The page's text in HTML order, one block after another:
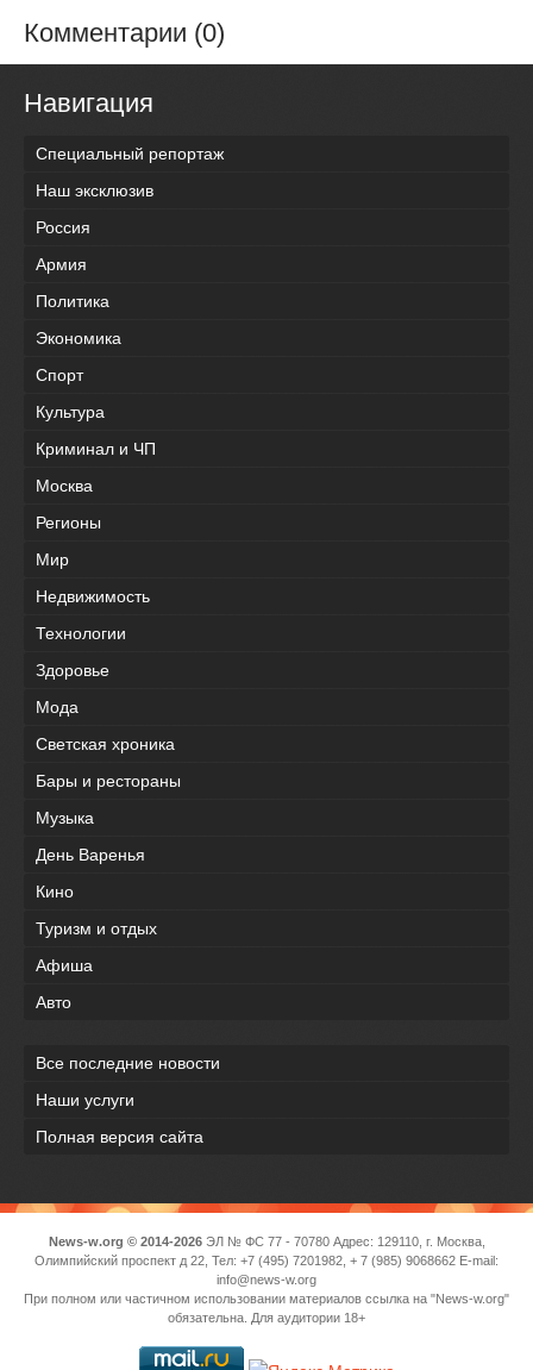
Комментарии (0)
Навигация
Специальный репортаж
Наш эксклюзив
Россия
Армия
Политика
Экономика
Спорт
Культура
Криминал и ЧП
Москва
Регионы
Мир
Недвижимость
Технологии
Здоровье
Мода
Светская хроника
Бары и рестораны
Музыка
День Варенья
Кино
Туризм и отдых
Афиша
Авто
Все последние новости
Наши услуги
Полная версия сайта
News-w.org © 2014-2026ЭЛ № ФС 77 - 70780 Адрес: 129110, г. Москва,
Олимпийский проспект д 22, Тел: +7 (495) 7201982, + 7 (985) 9068662 E-mail:
info@news-w.org
При полном или частичном использовании материалов ссылка на "News-w.org"
обязательна. Для аудитории 18+